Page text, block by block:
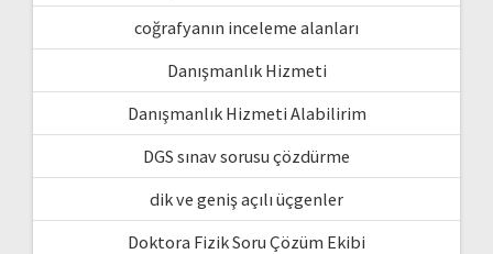
coğrafyanın inceleme alanları
Danışmanlık Hizmeti
Danışmanlık Hizmeti Alabilirim
DGS sınav sorusu çözdürme
dik ve geniş açılı üçgenler
Doktora Fizik Soru Çözüm Ekibi